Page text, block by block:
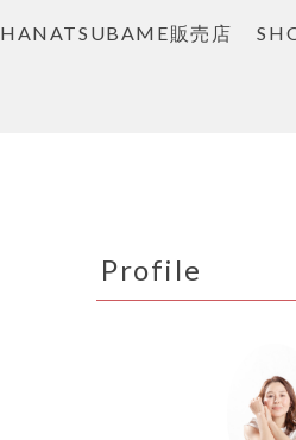
HANATSUBAME販売店
Profile